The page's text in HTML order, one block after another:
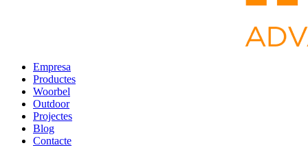
Empresa
Productes
Woorbel
Outdoor
Projectes
Blog
Contacte